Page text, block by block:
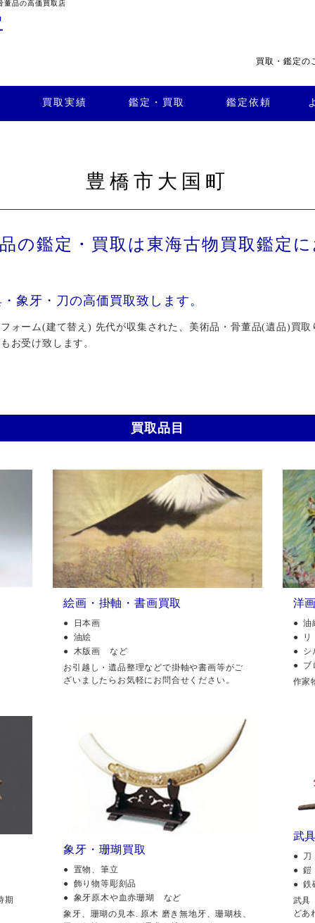
董品の高価買取店
買取・鑑定の
買取実績 鑑定・買取 鑑定依頼
豊橋市大国町
の鑑定・買取は東海古物買取鑑定
象牙・刀の高価買取致します。
ォーム(建て替え) 先代が収集された、美術品・骨董品(遺品)買
お受け致します。
買取品目
絵画・掛軸・書画買取
日本画
油絵
木版画 など
お引越し・遺品整理などで掛軸や書画等がご
ざいましたらお気軽にお問合せください。
洋
油
リ
シ
作家
期
象牙・珊瑚買取
置物、筆立
飾り物等彫刻品
象牙原木や血赤珊瑚 など
象牙、珊瑚の見本. 原木 磨き無地牙、珊瑚枝、
武
刀
鎧
鉄
武具
どあ